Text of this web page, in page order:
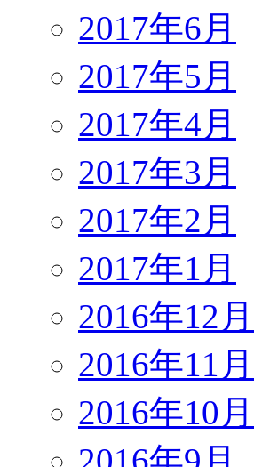
2017年6月
2017年5月
2017年4月
2017年3月
2017年2月
2017年1月
2016年12月
2016年11月
2016年10月